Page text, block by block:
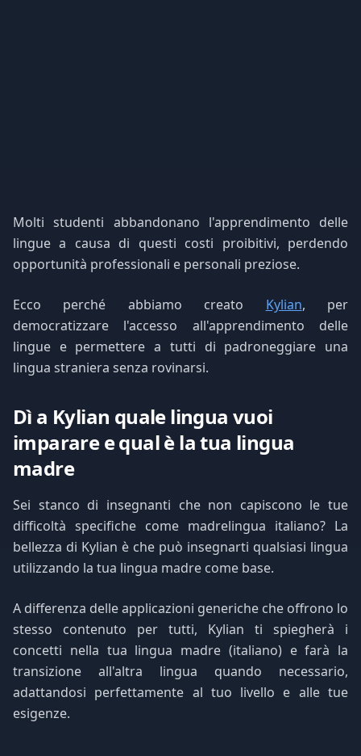
Molti studenti abbandonano l'apprendimento delle
lingue a causa di questi costi proibitivi, perdendo
opportunità professionali e personali preziose.
Ecco perché abbiamo creato Kylian, per
democratizzare l'accesso all'apprendimento delle
lingue e permettere a tutti di padroneggiare una
lingua straniera senza rovinarsi.
Dì a Kylian quale lingua vuoi
imparare e qual è la tua lingua
madre
Sei stanco di insegnanti che non capiscono le tue
difficoltà specifiche come madrelingua italiano? La
bellezza di Kylian è che può insegnarti qualsiasi lingua
utilizzando la tua lingua madre come base.
A differenza delle applicazioni generiche che offrono lo
stesso contenuto per tutti, Kylian ti spiegherà i
concetti nella tua lingua madre (italiano) e farà la
transizione all'altra lingua quando necessario,
adattandosi perfettamente al tuo livello e alle tue
esigenze.